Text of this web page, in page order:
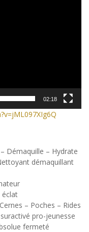
02:18
Démaquille – Hydrate
démaquillant
éclat
– Poches – Rides
pro-jeunesse
fermeté